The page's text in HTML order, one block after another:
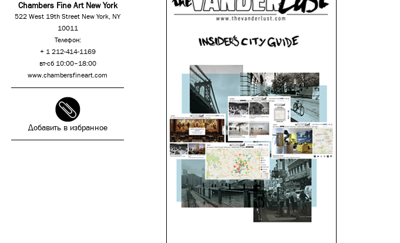
Chambers Fine Art New York
522 West 19th Street New York, NY
10011
Телефон:
+ 1 212-414-1169
вт-сб 10:00–18:00
www.chambersfineart.com
Добавить в избранное